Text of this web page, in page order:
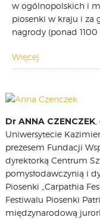
FESTIWAL PATRIOTYCZNY
WYDARZENIA
PŁYTY CD
MULTIMEDIA
WARSZTATY
ZGŁOŚ UDZIAŁ
KONTAKT
w ogólnopolskich i
piosenki w kraju i za
nagrody (ponad
Więcej
Dr ANNA CZENCZEK,
Uniwersytecie
prezesem Fundacji
dyrektorką Centrum
pomysłodawczynią i
Piosenki „Carpathia
Festiwalu Piosenki
międzynarodową